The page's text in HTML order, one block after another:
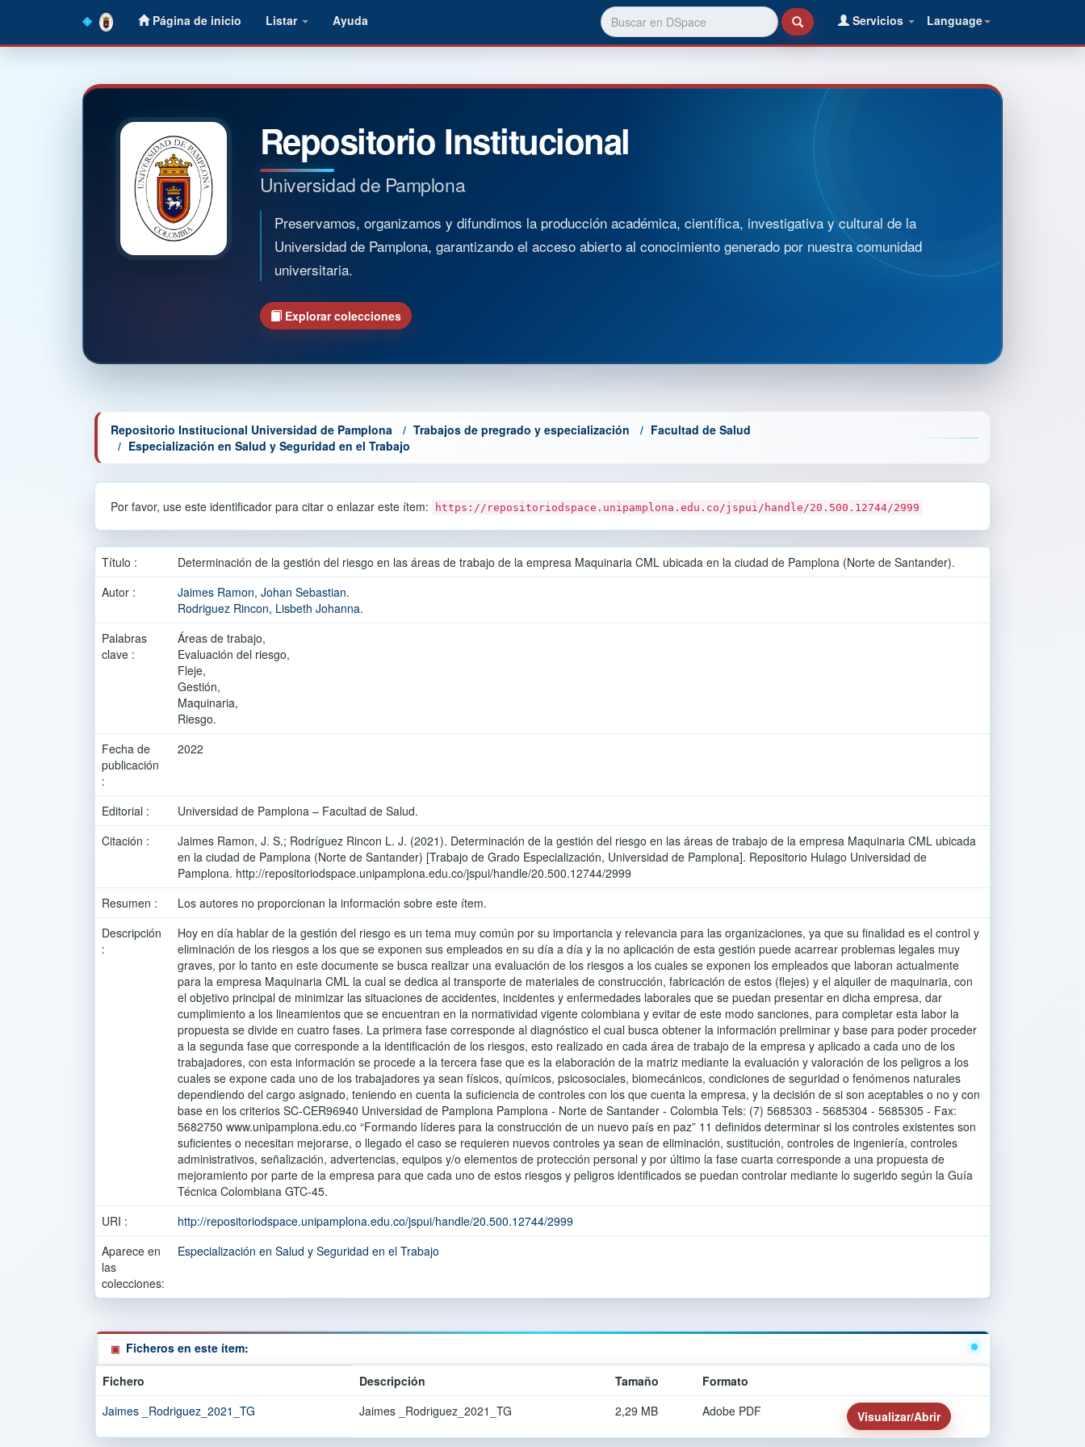
Página de inicio Listar Ayuda Language
Servicios
Repositorio Institucional
Universidad de Pamplona
Preservamos, organizamos y difundimos la producción académica, científica, investigativa y cultural de la
Universidad de Pamplona, garantizando el acceso abierto al conocimiento generado por nuestra comunidad
universitaria.
Explorar colecciones
Repositorio Institucional Universidad de Pamplona Trabajos de pregrado y especialización
Facultad de Salud
Especialización en Salud y Seguridad en el Trabajo
Por favor, use este identificador para citar o enlazar este ítem: https://repositoriodspace.unipamplona.edu.co/jspui/handle/20.500.12744/2999
Título :
Determinación de la gestión del riesgo en las áreas de trabajo de la empresa Maquinaria CML ubicada en la ciudad de Pamplona (Norte de Santander).
Autor :
Jaimes Ramon, Johan Sebastian.
Rodriguez Rincon, Lisbeth Johanna.
Palabras
clave :
Áreas de trabajo,
Evaluación del riesgo,
Fleje,
Gestión,
Maquinaria,
Riesgo.
Fecha de
publicación
:
2022
Editorial :
Universidad de Pamplona – Facultad de Salud.
Citación :
Jaimes Ramon, J. S.; Rodríguez Rincon L. J. (2021). Determinación de la gestión del riesgo en las áreas de trabajo de la empresa Maquinaria CML ubicada
en la ciudad de Pamplona (Norte de Santander) [Trabajo de Grado Especialización, Universidad de Pamplona]. Repositorio Hulago Universidad de
Pamplona. http://repositoriodspace.unipamplona.edu.co/jspui/handle/20.500.12744/2999
Resumen :
Los autores no proporcionan la información sobre este ítem.
Descripción
:
Hoy en día hablar de la gestión del riesgo es un tema muy común por su importancia y relevancia para las organizaciones, ya que su finalidad es el control y
eliminación de los riesgos a los que se exponen sus empleados en su día a día y la no aplicación de esta gestión puede acarrear problemas legales muy
graves, por lo tanto en este documente se busca realizar una evaluación de los riesgos a los cuales se exponen los empleados que laboran actualmente
para la empresa Maquinaria CML la cual se dedica al transporte de materiales de construcción, fabricación de estos (flejes) y el alquiler de maquinaria, con
el objetivo principal de minimizar las situaciones de accidentes, incidentes y enfermedades laborales que se puedan presentar en dicha empresa, dar
cumplimiento a los lineamientos que se encuentran en la normatividad vigente colombiana y evitar de este modo sanciones, para completar esta labor la
propuesta se divide en cuatro fases. La primera fase corresponde al diagnóstico el cual busca obtener la información preliminar y base para poder proceder
a la segunda fase que corresponde a la identificación de los riesgos, esto realizado en cada área de trabajo de la empresa y aplicado a cada uno de los
trabajadores, con esta información se procede a la tercera fase que es la elaboración de la matriz mediante la evaluación y valoración de los peligros a los
cuales se expone cada uno de los trabajadores ya sean físicos, químicos, psicosociales, biomecánicos, condiciones de seguridad o fenómenos naturales
dependiendo del cargo asignado, teniendo en cuenta la suficiencia de controles con los que cuenta la empresa, y la decisión de si son aceptables o no y con
base en los criterios SC-CER96940 Universidad de Pamplona Pamplona - Norte de Santander - Colombia Tels: (7) 5685303 - 5685304 - 5685305 - Fax:
5682750 www.unipamplona.edu.co “Formando líderes para la construcción de un nuevo país en paz” 11 definidos determinar si los controles existentes son
suficientes o necesitan mejorarse, o llegado el caso se requieren nuevos controles ya sean de eliminación, sustitución, controles de ingeniería, controles
administrativos, señalización, advertencias, equipos y/o elementos de protección personal y por último la fase cuarta corresponde a una propuesta de
mejoramiento por parte de la empresa para que cada uno de estos riesgos y peligros identificados se puedan controlar mediante lo sugerido según la Guía
Técnica Colombiana GTC-45.
URI :
http://repositoriodspace.unipamplona.edu.co/jspui/handle/20.500.12744/2999
Aparece en
las
colecciones:
Especialización en Salud y Seguridad en el Trabajo
Ficheros en este ítem:
Fichero Descripción Tamaño
Formato
Jaimes _Rodriguez_2021_TG
Jaimes _Rodriguez_2021_TG 2,29 MB Adobe PDF Visualizar/Abrir